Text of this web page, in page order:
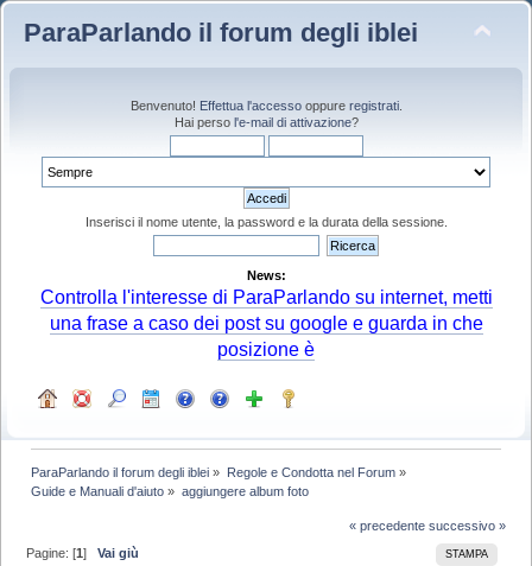
ParaParlando il forum degli iblei
Benvenuto! Effettua l'accessooppure registrati.
Hai perso l'e-mail di attivazione?
Inserisci il nome utente, la password e la durata della sessione.
News:
Controlla l'interesse di ParaParlando su internet, metti
una frase a caso dei post su google e guarda in che
posizione è
ParaParlando il forum degli iblei » Regole e Condotta nel Forum»
Guide e Manuali d'aiuto » aggiungere album foto
« precedente successivo »
STAMPA
Pagine: [1]Vai giù